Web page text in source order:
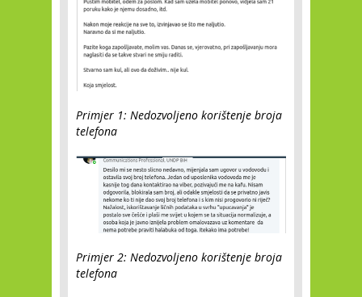
Primjer 1: Nedozvoljeno korištenje broja
telefona
Primjer 2: Nedozvoljeno korištenje broja
telefona